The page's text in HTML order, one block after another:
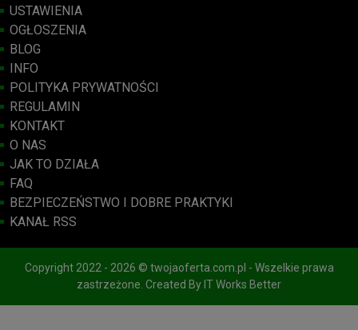
USTAWIENIA
OGŁOSZENIA
BLOG
INFO
POLITYKA PRYWATNOŚCI
REGULAMIN
KONTAKT
O NAS
JAK TO DZIAŁA
FAQ
BEZPIECZEŃSTWO I DOBRE PRAKTYKI
KANAŁ RSS
Copyright 2022 - 2026 © twojaoferta.com.pl - Wszelkie prawa
zastrzeżone. Created By IT Works Better